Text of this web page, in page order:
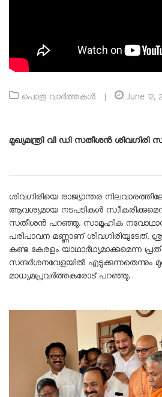
പൊതു വാർത്തകൾ June 12,
മുഖ്യമന്ത്രി വി ഡി സതീശൻ ശിവഗിരി
ശിവഗിരിയെ രാജ്യാന്തര
ആവശ്യമായ നടപടികൾ സ്വീകരിക്കുമെന്ന്
സതീശൻ പറഞ്ഞു. സാമൂഹിക
പരിപാവന മണ്ണാണ് ശിവഗിരിയുടേത്.
കണ്ട കേരളം യാഥാർഥ്യമാക്കുമെന്ന
സന്ദർശനവേളയിൽ എടുക്കുന്നതെന്നും
മാധ്യമപ്രവർത്തകരോട് പറഞ്ഞു.